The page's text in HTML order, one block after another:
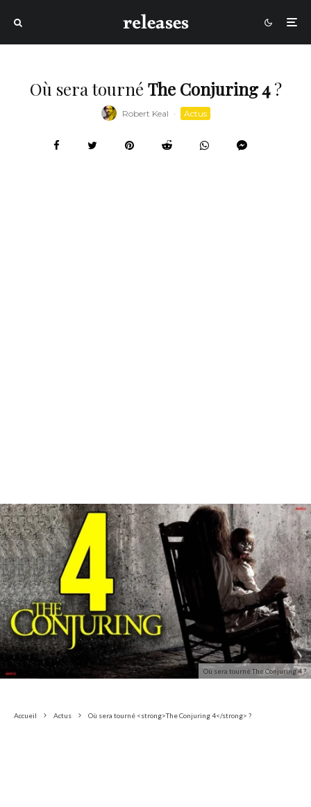
Où sera tourné The Conjuring 4?
Robert Keal · Actus
Où sera tourné The Conjuring 4 ?
Accueil Actus Où sera tourné <strong>The Conjuring 4</strong> ?